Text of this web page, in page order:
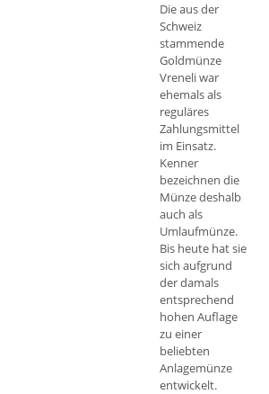
Die aus der
Schweiz
stammende
Goldmünze
Vreneli war
ehemals als
reguläres
Zahlungsmittel
im Einsatz.
Kenner
bezeichnen die
Münze deshalb
auch als
Umlaufmünze.
Bis heute hat sie
sich aufgrund
der damals
entsprechend
hohen Auflage
zu einer
beliebten
Anlagemünze
entwickelt.